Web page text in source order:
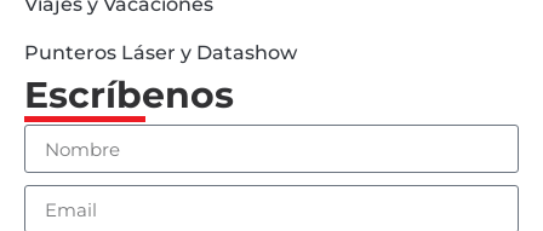
Punteros Láser y Datashow
Escríbenos